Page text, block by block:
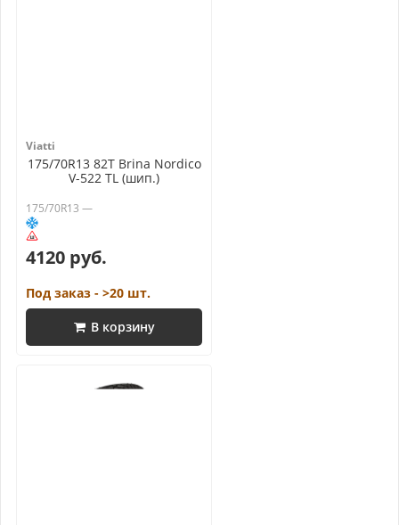
Viatti
175/70R13 82T Brina Nordico
V-522 TL (шип.)
175/70R13 —
4120 руб.
Под заказ - >20 шт.
В корзину